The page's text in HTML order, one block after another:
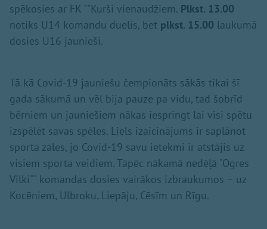
spēkosies ar FK ""Kurši vienaudžiem. Plkst. 13.00
notiks U14 komandu duelis, bet plkst. 15.00 laukumā
dosies U16 jaunieši.
Tā kā Covid-19 jauniešu čempionāts sākās tikai šī
gada sākumā un vēl bija pauze pa vidu, tad šobrīd
bērniem un jauniešiem nākas iespringt lai visi spētu
izspēlēt savas spēles. Liels izaicinājums ir saplānot
sporta zāles, jo Covid-19 savu ietekmi ir atstājis uz
visiem sporta veidiem. Tāpēc nākamā nedēļā "Ogres
Vilki"" komandas dosies vairākos izbraukumos – uz
Kocēniem, Ulbroku, Liepāju, Cēsīm un Rīgu.